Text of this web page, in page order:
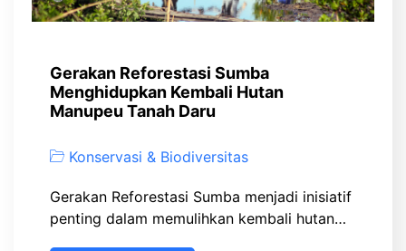
Gerakan Reforestasi Sumba
Menghidupkan Kembali Hutan
Manupeu Tanah Daru
Konservasi & Biodiversitas
Gerakan Reforestasi Sumba menjadi inisiatif
penting dalam memulihkan kembali hutan…